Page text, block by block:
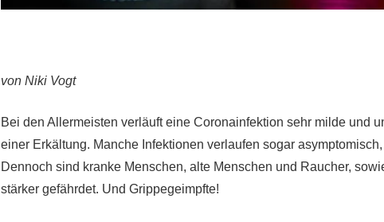
von Niki Vogt
Bei den Allermeisten verläuft eine Coronainfektion sehr milde und
einer Erkältung. Manche Infektionen verlaufen sogar
Dennoch sind kranke Menschen, alte Menschen und Raucher,
stärker gefährdet. Und Grippegeimpfte!